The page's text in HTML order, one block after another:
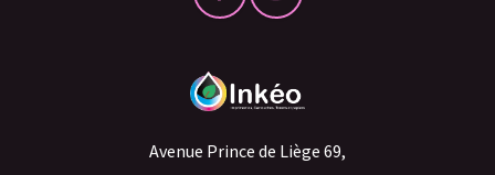
Avenue Prince de Liège 69,